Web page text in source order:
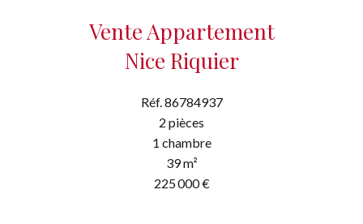
Vente Appartement
Nice Riquier
Réf. 86784937
2 pièces
1 chambre
39 m²
225 000 €